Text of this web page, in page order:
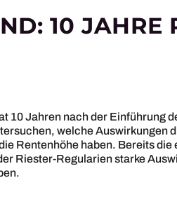
10 JAHRE
10 Jahren nach der Einführung
welche Auswirkungen
Rentenhöhe haben. Bereits die
Riester-Regularien starke